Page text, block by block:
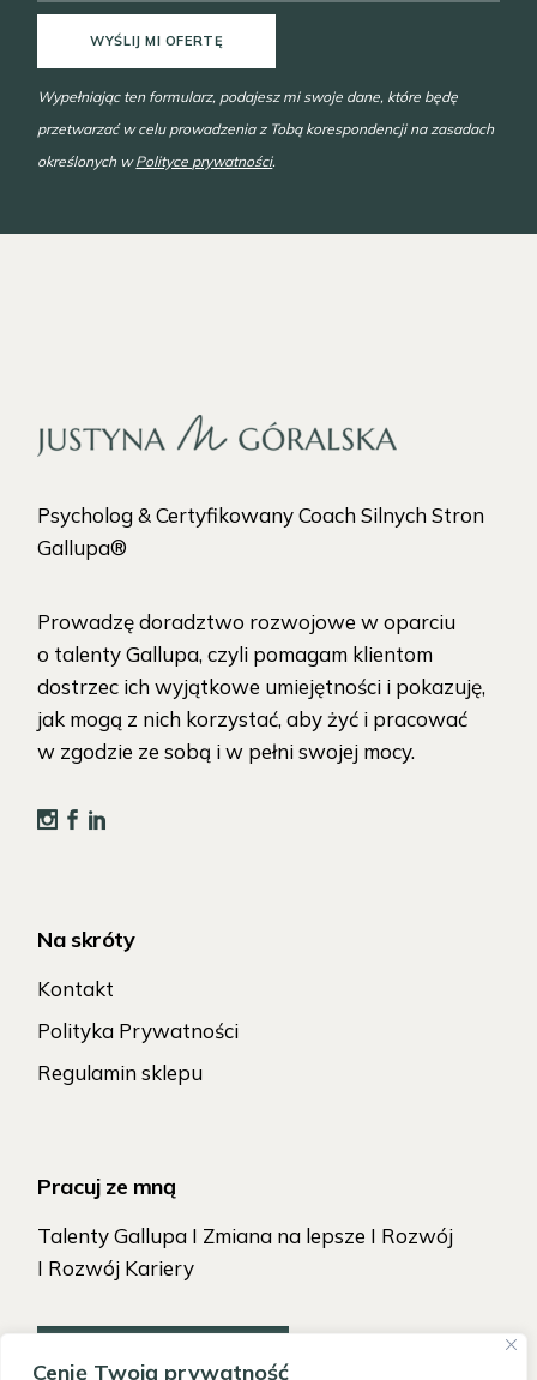
Cenię Twoją prywatność
WYŚLIJ MI OFERTĘ
Wypełniając ten formularz, podajesz mi swoje dane, które będę
przetwarzać w celu prowadzenia z Tobą korespondencji na zasadach
określonych wPolityce prywatności.
Psycholog & Certyfikowany Coach Silnych Stron
Gallupa®
Prowadzę doradztwo rozwojowe w oparciu
o talenty Gallupa, czyli pomagam klientom
dostrzec ich wyjątkowe umiejętności i pokazuję,
jak mogą z nich korzystać, aby żyć i pracować
w zgodzie ze sobą i w pełni swojej mocy.
Na skróty
Kontakt
Polityka Prywatności
Regulamin sklepu
Pracuj ze mną
Talenty Gallupa I Zmiana na lepsze I Rozwój
I Rozwój Kariery